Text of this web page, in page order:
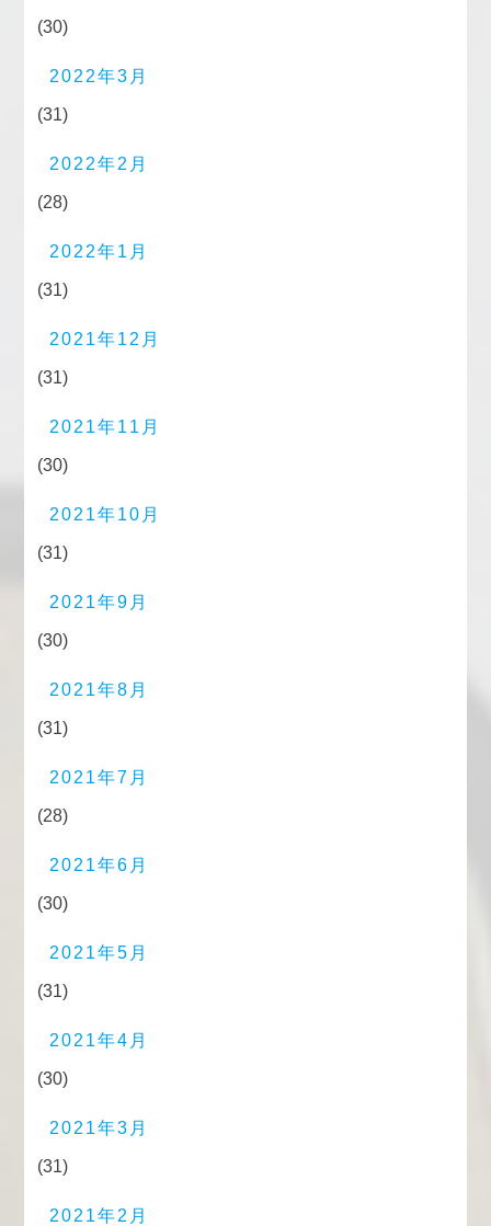
(30)
2022年3月
(31)
2022年2月
(28)
2022年1月
(31)
2021年12月
(31)
2021年11月
(30)
2021年10月
(31)
2021年9月
(30)
2021年8月
(31)
2021年7月
(28)
2021年6月
(30)
2021年5月
(31)
2021年4月
(30)
2021年3月
(31)
2021年2月